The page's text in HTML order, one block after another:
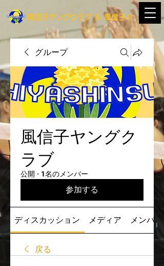
​風信子ヤングクラブ＆ ​風信子Jr
グループ
風信子ヤングク
ラブ
公開 · 1名のメンバー
参加する
ディスカッション メディア メンバー
戻る